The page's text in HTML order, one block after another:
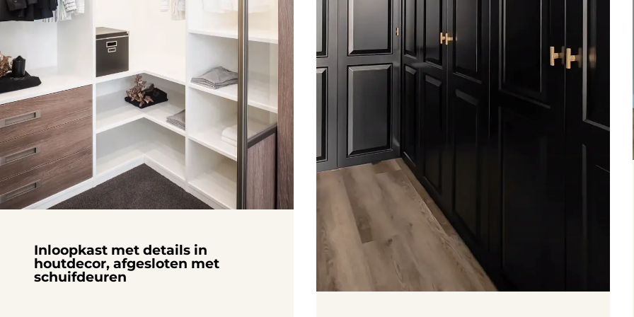
Inloopkast met details in
houtdecor, afgesloten met
schuifdeuren